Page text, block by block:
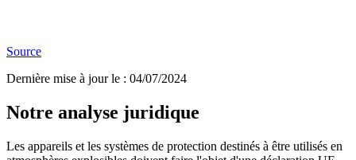
Source
Dernière mise à jour le : 04/07/2024
Notre analyse juridique
Les appareils et les systèmes de protection destinés à être utilisés en